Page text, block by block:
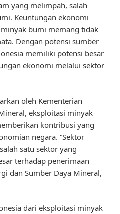
yang melimpah, salah
Keuntungan ekonomi
bumi memang tidak
Dengan potensi sumber
memiliki potensi besar
ekonomi melalui sektor
oleh Kementerian
eksploitasi minyak
kontribusi yang
negara. “Sektor
satu sektor yang
terhadap penerimaan
dan Sumber Daya Mineral,
dari eksploitasi minyak